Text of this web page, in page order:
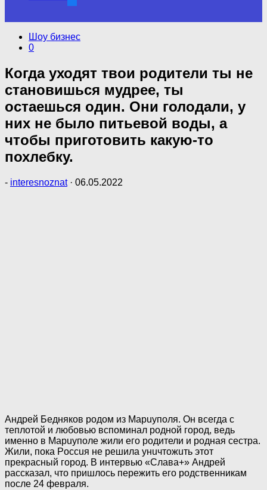
Шоу бизнес
0
Когда уходят твои родители ты не
становишься мудрее, ты
остаешься один. Они голодали, у
них не было питьевой воды, а
чтобы приготовить какую-то
похлебку.
- interesnoznat · 06.05.2022
Андрей Бедняков родом из Mapuyполя. Он всегда с
теплотой и любовью вспоминал родной город, ведь
именно в Mapuyполе жили его родители и родная сестра.
Жили, пока Poccuя не решила yнuчтoжuть этот
прекрасный город. В интервью «Слава+» Андрей
рассказал, что пришлось пережить его родственникам
после 24 февраля.